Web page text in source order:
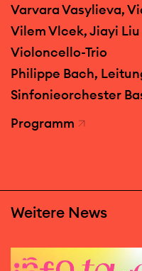
Varvara Vasylieva,
Vilem Vlcek, Jiayi
Violoncello-Trio
Philippe Bach,
Sinfonieorchester
Programm
Weitere News